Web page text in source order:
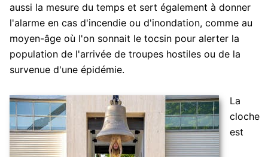
aussi la mesure du temps et sert également à donner
l'alarme en cas d'incendie ou d'inondation, comme au
moyen-âge où l'on sonnait le tocsin pour alerter la
population de l'arrivée de troupes hostiles ou de la
survenue d'une épidémie.
La
cloche
est